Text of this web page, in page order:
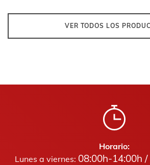
VER TODOS LOS
Horario:
Lunes a viernes: 08:00h-14:00h